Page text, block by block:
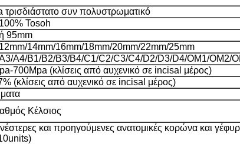
τρισδιάστατο συν πολυστρωματικό
Tosoh
95mm
14mm/16mm/18mm/20mm/22mm/25mm
A4/B1/B2/B3/B4/C1/C2/C3/C4/D2/D3/D4/OM1/OM2/
700Mpa (κλίσεις από αυχενικό σε incisal μέρος)
(κλίσεις από αυχενικό σε incisal μέρος)
Κέλσιος
και προηγούμενες ανατομικές κορώνα και